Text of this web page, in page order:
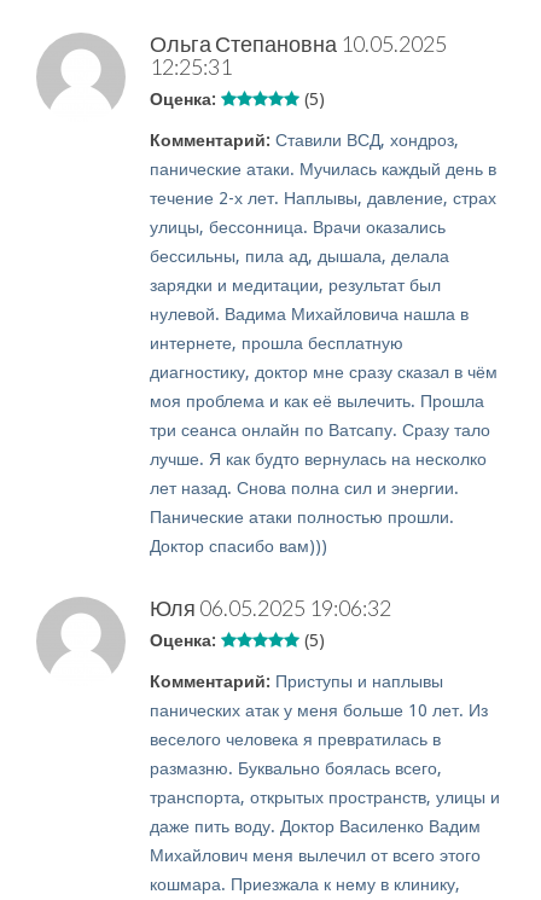
Ольга Степановна 10.05.2025
12:25:31
Оценка: (5)
Комментарий: Ставили ВСД, хондроз,
панические атаки. Мучилась каждый день в
течение 2-х лет. Наплывы, давление, страх
улицы, бессонница. Врачи оказались
бессильны, пила ад, дышала, делала
зарядки и медитации, результат был
нулевой. Вадима Михайловича нашла в
интернете, прошла бесплатную
диагностику, доктор мне сразу сказал в чём
моя проблема и как её вылечить. Прошла
три сеанса онлайн по Ватсапу. Сразу тало
лучше. Я как будто вернулась на несколко
лет назад. Снова полна сил и энергии.
Панические атаки полностью прошли.
Доктор спасибо вам)))
Юля 06.05.2025 19:06:32
Оценка: (5)
Комментарий: Приступы и наплывы
панических атак у меня больше 10 лет. Из
веселого человека я превратилась в
размазню. Буквально боялась всего,
транспорта, открытых пространств, улицы и
даже пить воду. Доктор Василенко Вадим
Михайлович меня вылечил от всего этого
кошмара. Приезжала к нему в клинику,